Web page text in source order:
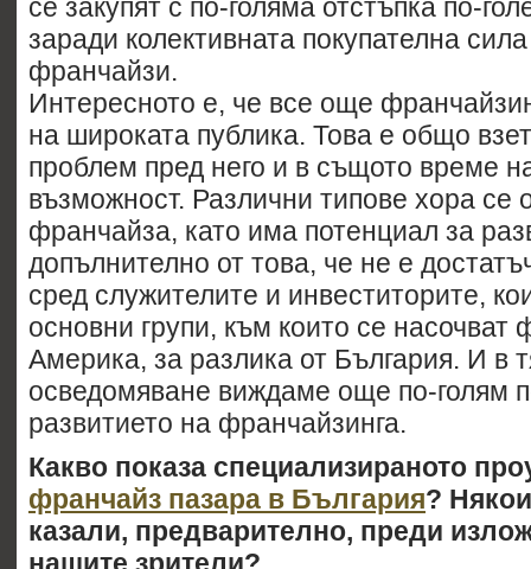
се закупят с по-голяма отстъпка по-
заради колективната покупателна
франчайзи.
Интересното е, че все още
на широката публика. Това е общо
проблем пред него и в същото време
възможност. Различни типове хора се
франчайза, като има потенциал за
допълнително от това, че не е
сред служителите и инвеститорите,
основни групи, към които се насочват
Америка, за разлика от България. И в
осведомяване виждаме още по-голям
развитието на франчайзинга.
Какво показа специализираното
франчайз пазара в България?
казали, предварително, преди